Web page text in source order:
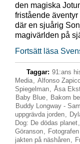
den magiska
fristående
där en sjuårig
magivärlden på
Fortsätt läsa
Taggar: 91:ans
Media, Alfonso
Spiegelman, Åsa
Baby Blue, Bakom
Buddy Longway -
uppgrävda jorden,
Dog: De dödas planet,
Göranson,
jakten på näshåren,